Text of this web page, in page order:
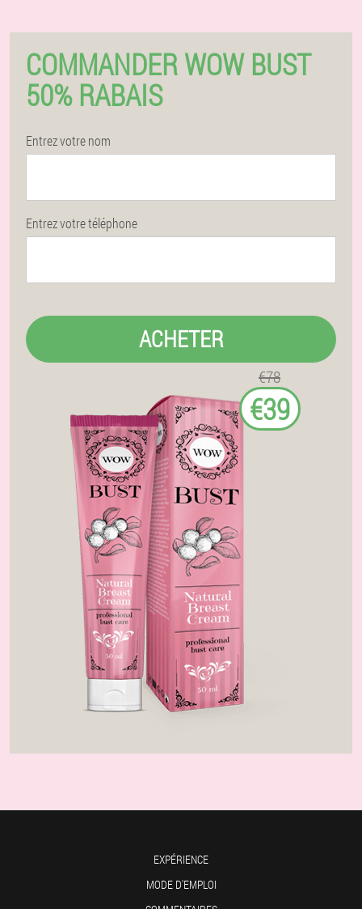
COMMANDER WOW BUST
50% RABAIS
Entrez votre nom
Entrez votre téléphone
ACHETER
€78
€39
EXPÉRIENCE
MODE D'EMPLOI